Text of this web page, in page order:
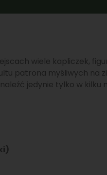
wiele kapliczek,
patrona myśliwych na
jedynie tylko w kilku